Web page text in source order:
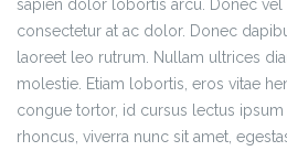
sapien dolor lobortis arcu. Donec
consectetur at ac dolor. Donec
laoreet leo rutrum. Nullam ultrices
molestie. Etiam lobortis, eros vitae
congue tortor, id cursus lectus
rhoncus, viverra nunc sit amet,